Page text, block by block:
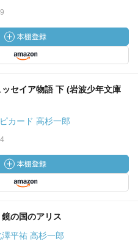
セイア物語 下 (岩波少年文庫
カード 高杉一郎
の国のアリス
平祐 高杉一郎